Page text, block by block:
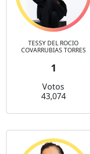
TESSY DEL ROCIO
COVARRUBIAS TORRES
1
Votos
43,074